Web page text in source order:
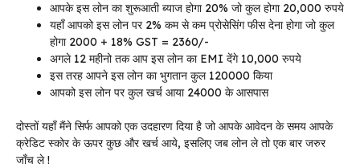
आपके इस लोन का शुरूआती ब्याज होगा 20% जो कुल होगा 20,000 रुपये
यहाँ आपको इस लोन पर 2% कम से कम प्रोसेसिंग फीस देना होगा जो कुल
होगा 2000 + 18% GST = 2360/-
अगले 12 महीनो तक आप इस लोन का EMI देंगे 10,000 रुपये
इस तरह आपने इस लोन का भुगतान कुल 120000 किया
आपको इस लोन पर कुल खर्च आया 24000 के आसपास
दोस्तों यहाँ मैंने सिर्फ आपको एक उदहारण दिया है जो आपके आवेदन के समय आपके
क्रेडिट स्कोर के ऊपर कुछ और खर्च आये, इसलिए जब लोन ले तो एक बार जरुर
जाँच ले !